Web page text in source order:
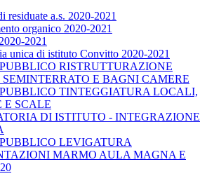
residuate a.s. 2020-2021
organico 2020-2021
2021
unica di istituto Convitto 2020-2021
RISTRUTTURAZIONE
E BAGNI CAMERE
TINTEGGIATURA LOCALI,
E SCALE
DI ISTITUTO - INTEGRAZIONE
LEVIGATURA
MARMO AULA MAGNA E